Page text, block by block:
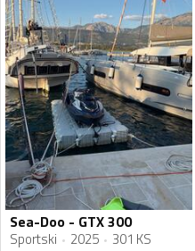
Sea-Doo - GTX 300
Sportski 2025 301 KS